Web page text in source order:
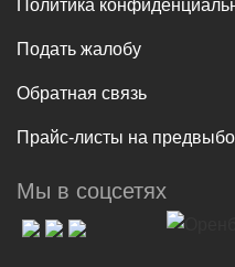
Политика
Подать жалобу
Обратная связь
Прайс-листы на
Мы в соцсетях